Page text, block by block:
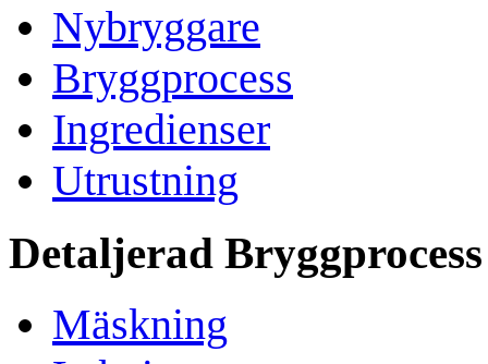
Nybryggare
Bryggprocess
Ingredienser
Utrustning
Detaljerad Bryggprocess
Mäskning